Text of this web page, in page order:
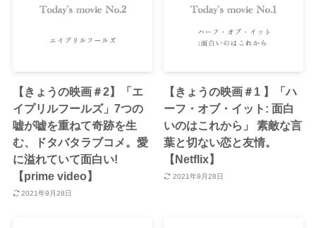
【きょうの映画＃2】「エ
イプリルフールズ」7つの
嘘が嘘を重ねて奇跡を生
む、ドタバタラブコメ。愛
に溢れていて面白い!
【prime video】
2021年9月28日
【きょうの映画＃1 】「ハ
ーフ・オブ・イット: 面白
いのはこれから」 素敵な言
葉と切ない恋と友情。
【Netflix】
2021年9月28日